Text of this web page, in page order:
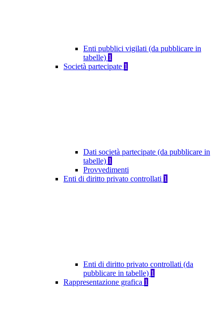
Enti pubblici vigilati (da pubblicare in
tabelle) 1
Società partecipate 1
Dati società partecipate (da pubblicare in
tabelle) 1
Provvedimenti
Enti di diritto privato controllati 1
Enti di diritto privato controllati (da
pubblicare in tabelle) 1
Rappresentazione grafica 1